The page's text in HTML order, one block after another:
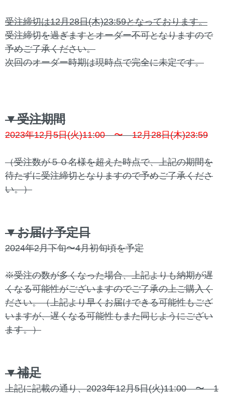
受注締切は12月28日(木)23:59となっております。
受注締切を過ぎますとオーダー不可となりますので
予めご了承ください。
次回のオーダー時期は現時点で完全に未定です。
▼受注期間
2023年12月5日(火)11:00 〜 12月28日(木)23:59
（受注数が５０名様を超えた時点で、上記の期間を
待たずに受注締切となりますので予めご了承くださ
い。）
▼お届け予定日
2024年2月下旬〜4月初旬頃を予定
※受注の数が多くなった場合、上記よりも納期が遅
くなる可能性がございますのでご了承の上ご購入く
ださい。（上記より早くお届けできる可能性もござ
いますが、遅くなる可能性もまた同じようにござい
ます。）
▼補足
上記に記載の通り、2023年12月5日(火)11:00 〜 1